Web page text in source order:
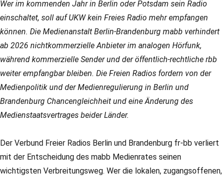
Wer im kommenden Jahr in Berlin oder Potsdam sein Radio
einschaltet, soll auf UKW kein Freies Radio mehr empfangen
können. Die Medienanstalt Berlin-Brandenburg mabb verhindert
ab 2026 nichtkommerzielle Anbieter im analogen Hörfunk,
während kommerzielle Sender und der öffentlich-rechtliche rbb
weiter empfangbar bleiben. Die Freien Radios fordern von der
Medienpolitik und der Medienregulierung in Berlin und
Brandenburg Chancengleichheit und eine Änderung des
Medienstaatsvertrages beider Länder.
Der Verbund Freier Radios Berlin und Brandenburg fr-bb verliert
mit der Entscheidung des mabb Medienrates seinen
wichtigsten Verbreitungsweg. Wer die lokalen, zugangsoffenen,